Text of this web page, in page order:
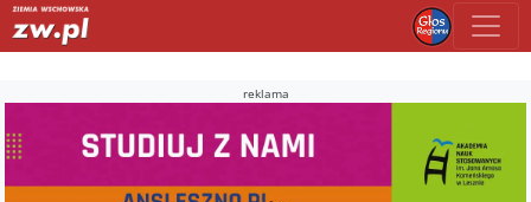
reklama